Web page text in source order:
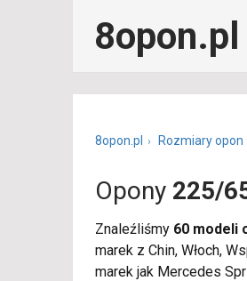
8opon.pl
8opon.pl Rozmiary opon
Opony 225/
Znaleźliśmy 60 modeli
marek z Chin, Włoch,
marek jak Mercedes